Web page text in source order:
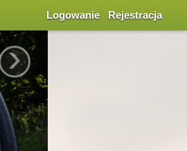
Logowanie Rejestracja
›